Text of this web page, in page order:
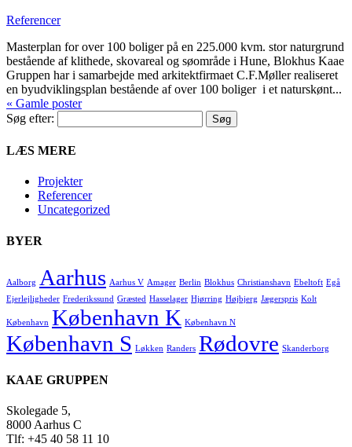
Referencer
Masterplan for over 100 boliger på en 225.000 kvm. stor naturgrund
bestående af klithede, skovareal og søområde i Hune, Blokhus Kaae
Gruppen har i samarbejde med arkitektfirmaet C.F.Møller realiseret
en byudviklingsplan bestående af over 100 boliger i et naturskønt...
« Gamle poster
Søg efter:
LÆS MERE
Projekter
Referencer
Uncategorized
BYER
Aalborg Aarhus Aarhus V Amager Berlin Blokhus Christianshavn Ebeltoft Egå
Ejerlejligheder Frederikssund Græsted Hasselager Hjørring Højbjerg Jægerspris Kolt
København København K København N
København S Løkken Randers Rødovre Skanderborg
KAAE GRUPPEN
Skolegade 5,
8000 Aarhus C
Tlf: +45 40 58 11 10